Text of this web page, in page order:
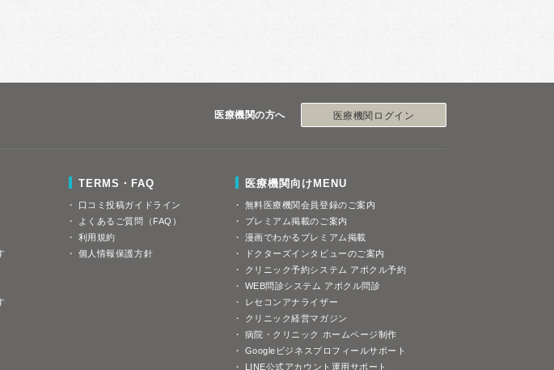
医療機関の方へ 医療機関ログイン
TERMS・FAQ
口コミ投稿ガイドライン
よくあるご質問（FAQ）
利用規約
個人情報保護方針
医療機関向けMENU
無料医療機関会員登録のご案内
プレミアム掲載のご案内
漫画でわかるプレミアム掲載
ドクターズインタビューのご案内
クリニック予約システム アポクル予約
WEB問診システム アポクル問診
レセコンアナライザー
クリニック経営マガジン
病院・クリニック ホームページ制作
Googleビジネスプロフィールサポート
LINE公式アカウント運用サポート